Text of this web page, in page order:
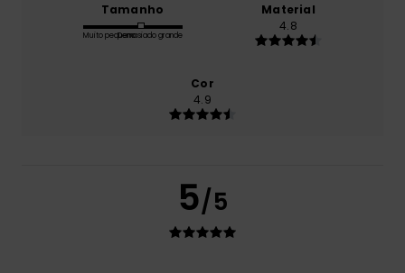
Tamanho
Muito pequenoDemasiado grande
Material
4.8
Cor
4.9
5/5